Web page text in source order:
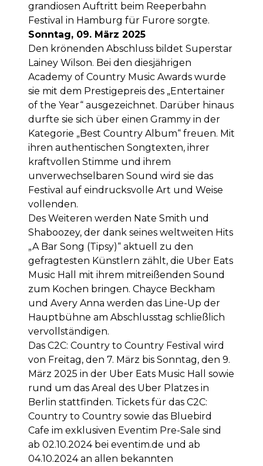
grandiosen Auftritt beim Reeperbahn
Festival in Hamburg für Furore sorgte.
Sonntag, 09. März 2025
Den krönenden Abschluss bildet Superstar
Lainey Wilson. Bei den diesjährigen
Academy of Country Music Awards wurde
sie mit dem Prestigepreis des „Entertainer
of the Year“ ausgezeichnet. Darüber hinaus
durfte sie sich über einen Grammy in der
Kategorie „Best Country Album“ freuen. Mit
ihren authentischen Songtexten, ihrer
kraftvollen Stimme und ihrem
unverwechselbaren Sound wird sie das
Festival auf eindrucksvolle Art und Weise
vollenden.
Des Weiteren werden Nate Smith und
Shaboozey, der dank seines weltweiten Hits
„A Bar Song (Tipsy)“ aktuell zu den
gefragtesten Künstlern zählt, die Uber Eats
Music Hall mit ihrem mitreißenden Sound
zum Kochen bringen. Chayce Beckham
und Avery Anna werden das Line-Up der
Hauptbühne am Abschlusstag schließlich
vervollständigen.
Das C2C: Country to Country Festival wird
von Freitag, den 7. März bis Sonntag, den 9.
März 2025 in der Uber Eats Music Hall sowie
rund um das Areal des Uber Platzes in
Berlin stattfinden. Tickets für das C2C:
Country to Country sowie das Bluebird
Cafe im exklusiven Eventim Pre-Sale sind
ab 02.10.2024 bei eventim.de und ab
04.10.2024 an allen bekannten